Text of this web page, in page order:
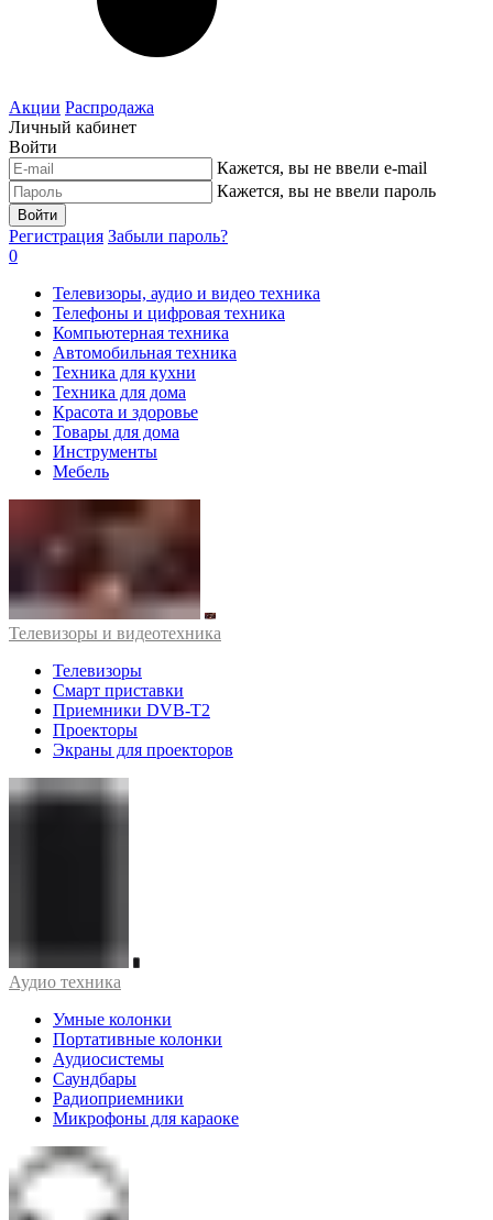
Акции Распродажа
Личный кабинет
Войти
Кажется, вы не ввели e-mail
Кажется, вы не ввели пароль
Войти
Регистрация Забыли пароль?
0
Телевизоры, аудио и видео техника
Телефоны и цифровая техника
Компьютерная техника
Автомобильная техника
Техника для кухни
Техника для дома
Красота и здоровье
Товары для дома
Инструменты
Мебель
Телевизоры и видеотехника
Телевизоры
Смарт приставки
Приемники DVB-T2
Проекторы
Экраны для проекторов
Аудио техника
Умные колонки
Портативные колонки
Аудиосистемы
Саундбары
Радиоприемники
Микрофоны для караоке